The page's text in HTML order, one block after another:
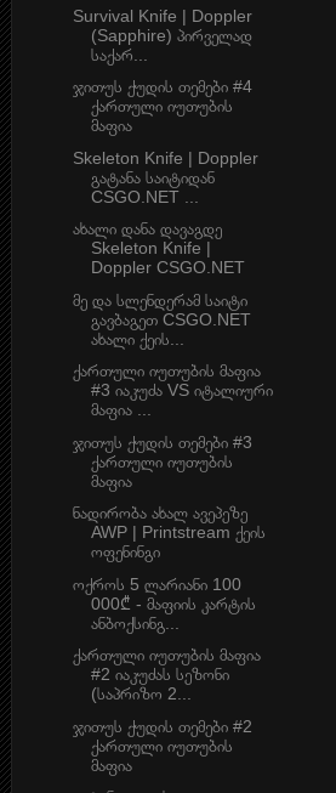
Survival Knife | Doppler
(Sapphire) პირველად
საქარ...
ჯითუს ქუდის თემები #4
ქართული იუთუბის
მაფია
Skeleton Knife | Doppler
გატანა საიტიდან
CSGO.NET ...
ახალი დანა დავაგდე
Skeleton Knife |
Doppler CSGO.NET
მე და სლენდერამ საიტი
გავბაგეთ CSGO.NET
ახალი ქეის...
ქართული იუთუბის მაფია
#3 იაკუძა VS იტალიური
მაფია ...
ჯითუს ქუდის თემები #3
ქართული იუთუბის
მაფია
ნადირობა ახალ ავეპეზე
AWP | Printstream ქეის
ოფენინგი
ოქროს 5 ლარიანი 100
000₾ - მაფიის კარტის
ანბოქსინგ...
ქართული იუთუბის მაფია
#2 იაკუძას სეზონი
(საპრიზო 2...
ჯითუს ქუდის თემები #2
ქართული იუთუბის
მაფია